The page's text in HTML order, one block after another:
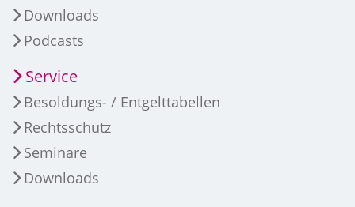
Downloads
Podcasts
Service
Besoldungs- / Entgelttabellen
Rechtsschutz
Seminare
Downloads